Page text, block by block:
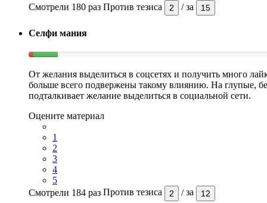
Смотрели 180 раз Против тезиса 2 /за 15
Селфи мания
От желания выделиться в соцсетях и получить много
больше всего подвержены такому влиянию. На глупые,
подталкивает желание выделиться в социальной сети.
Оцените материал
1
2
3
4
5
Смотрели 184 раз Против тезиса 2 /за 12